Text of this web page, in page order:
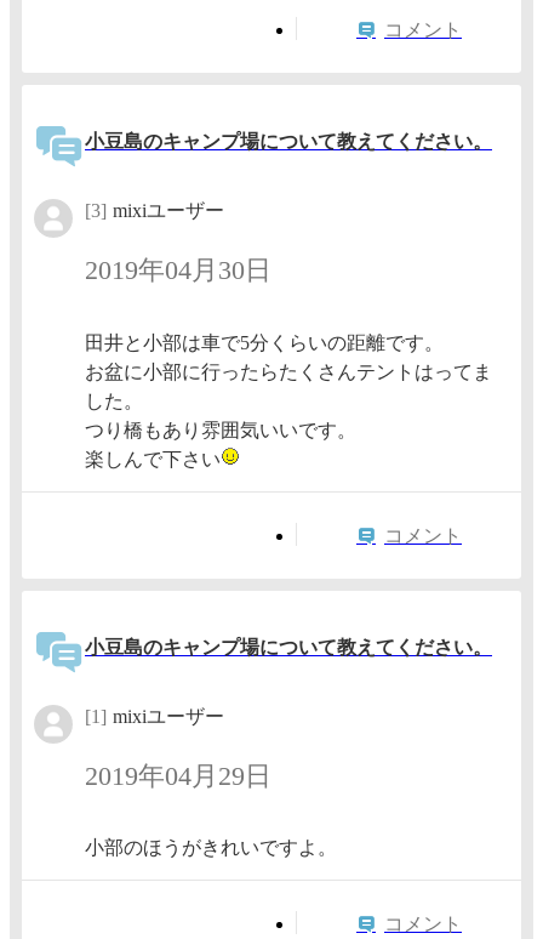
コメント
小豆島のキャンプ場について教えてください。
[3] mixiユーザー
2019年04月30日
田井と小部は車で5分くらいの距離です。
お盆に小部に行ったらたくさんテントはってま
した。
つり橋もあり雰囲気いいです。
楽しんで下さい
コメント
小豆島のキャンプ場について教えてください。
[1] mixiユーザー
2019年04月29日
小部のほうがきれいですよ。
コメント